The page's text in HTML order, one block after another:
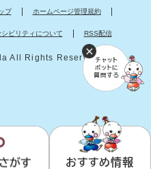
プ ホームページ管理規約
ビリティについて RSS配信
All Rights Reserved.